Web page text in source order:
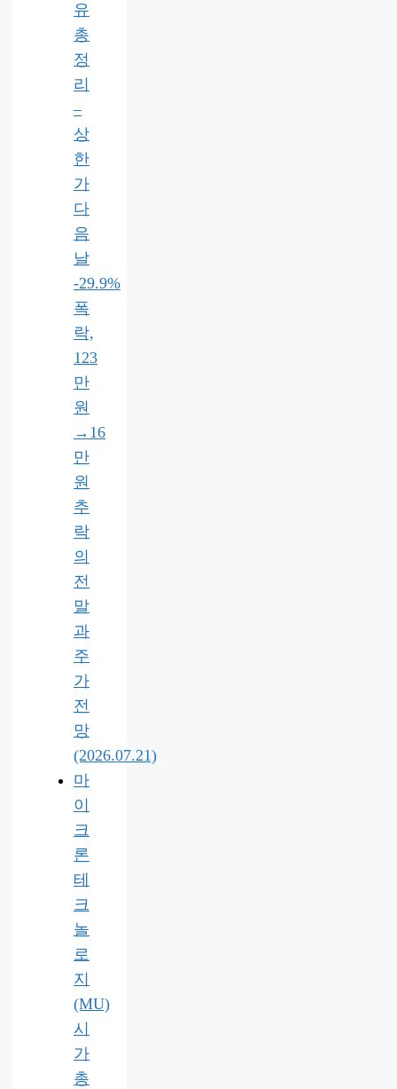
유
총
정
리
–
상
한
가
다
음
날
-29.9%
폭
락,
123
만
원
→16
만
원
추
락
의
전
말
과
주
가
전
망
(2026.07.21)
마
이
크
론
테
크
놀
로
지
(MU)
시
가
총